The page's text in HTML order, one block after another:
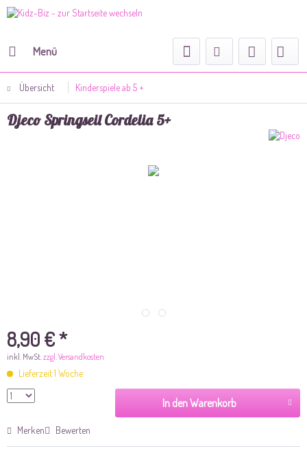
Menü
Übersicht Kinderspiele ab 5 +
Djeco Springseil Cordelia 5+
8,90 € *
inkl. MwSt.zzgl. Versandkosten
Lieferzeit 1 Woche
In den Warenkorb
Merken Bewerten